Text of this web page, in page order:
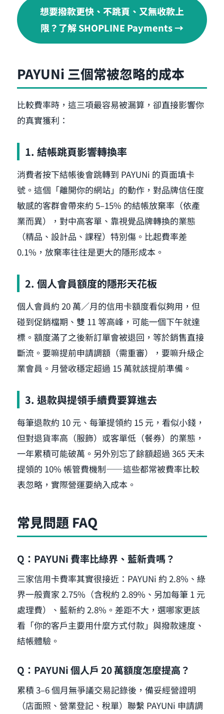
想要撥款更快、不跳頁、又無收款上
限？了解 SHOPLINE Payments →
PAYUNi 三個常被忽略的成本
比較費率時，這三項最容易被漏算，卻直接影響你
的真實獲利：
1. 結帳跳頁影響轉換率
消費者按下結帳後會跳轉到 PAYUNi 的頁面填卡
號。這個「離開你的網站」的動作，對品牌信任度
敏感的客群會帶來約 5–15% 的結帳放棄率（依產
業而異），對中高客單、靠視覺品牌轉換的業態
（精品、設計品、課程）特別傷。比起費率差
0.1%，放棄率往往是更大的隱形成本。
2. 個人會員額度的隱形天花板
個人會員約 20 萬／月的信用卡額度看似夠用，但
碰到促銷檔期、雙 11 等高峰，可能一個下午就達
標。額度滿了之後新訂單會被退回，等於銷售直接
斷流。要嘛提前申請調額（需重審），要嘛升級企
業會員。月營收穩定超過 15 萬就該提前準備。
3. 退款與提領手續費要算進去
每筆退款約 10 元、每筆提領約 15 元，看似小錢，
但對退貨率高（服飾）或客單低（餐券）的業態，
一年累積可能破萬。另外別忘了餘額超過 365 天未
提領的 10% 帳管費機制——這些都常被費率比較
表忽略，實際營運要納入成本。
常見問題 FAQ
Q：PAYUNi 費率比綠界、藍新貴嗎？
三家信用卡費率其實很接近：PAYUNi 約 2.8%、綠
界一般賣家 2.75%（含稅約 2.89%、另加每筆 1 元
處理費）、藍新約 2.8%。差距不大，選哪家更該
看「你的客戶主要用什麼方式付款」與撥款速度、
結帳體驗。
Q：PAYUNi 個人戶 20 萬額度怎麼提高？
累積 3–6 個月無爭議交易記錄後，備妥經營證明
（店面照、營業登記、稅單）聯繫 PAYUNi 申請調